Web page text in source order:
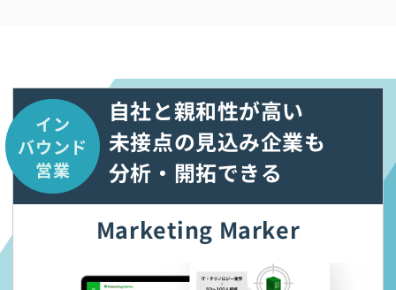
イン
バウンド
営業
自社と親和性が高い
未接点の見込み企業も
分析・開拓できる
Marketing Marker